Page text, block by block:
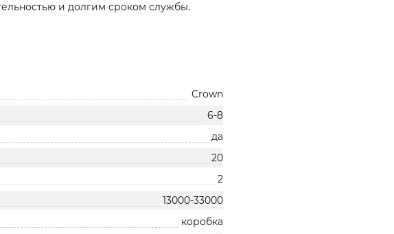
и долгим сроком службы.
Crown
6-8
да
20
2
13000-33000
коробка